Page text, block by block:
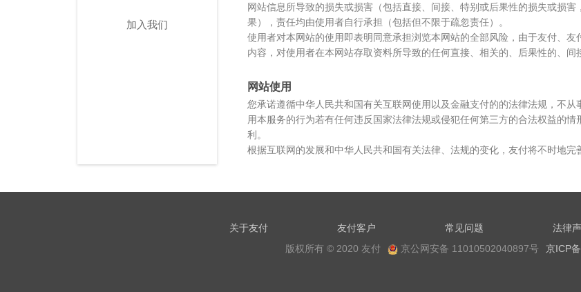
加入我们
网站信息所导致的损失或损害（包括直接、间接、特别或后果性的损失或损
果），责任均由使用者自行承担（包括但不限于疏忽责任）。
使用者对本网站的使用即表明同意承担浏览本网站的全部风险，由于友付、
内容，对使用者在本网站存取资料所导致的任何直接、相关的、后果性的、间
网站使用
您承诺遵循中华人民共和国有关互联网使用以及金融支付的的法律法规，不
用本服务的行为若有任何违反国家法律法规或侵犯任何第三方的合法权益的
利。
根据互联网的发展和中华人民共和国有关法律、法规的变化，友付将不时地完
关于友付 友付客户 常见问题 法律
版权所有 © 2020 友付
京公网安备 11010502040897号 京ICP